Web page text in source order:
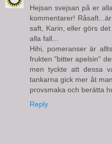
Hejsan svejsan på er
kommentarer!
saft, Karin, eller görs
alla fall...
Hihi, pomeranser är
frukten "bitter apelsin"
men tyckte att dessa
tankarna gick mer åt
provsmaka och berätta
Reply